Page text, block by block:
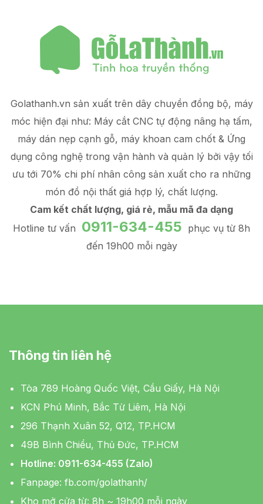
Golathanh.vn sản xuất trên dây chuyền đồng bộ, máy
móc hiện đại như: Máy cắt CNC tự động nâng hạ tấm,
máy dán nẹp cạnh gỗ, máy khoan cam chốt & Ứng
dụng công nghệ trong vận hành và quản lý bởi vậy tối
ưu tới 70% chi phí nhân công sản xuất cho ra những
món đồ nội thất giá hợp lý, chất lượng.
Cam kết chất lượng, giá rẻ, mẫu mã đa dạng
Hotline tư vấn 0911-634-455 phục vụ từ 8h
đến 19h00 mỗi ngày
Thông tin liên hệ
Tòa 789 Hoàng Quốc Việt, Cầu Giấy, Hà Nội
KCN Phú Minh, Bắc Từ Liêm, Hà Nội
296 Thạnh Xuân 52, Q12, TP.HCM
49B Bình Chiểu, Thủ Đức, TP.HCM
Hotline: 0911-634-455 (Zalo)
Fanpage: fb.com/golathanh/
Kho mở cửa từ: 8h ~ 19h00 mỗi ngày